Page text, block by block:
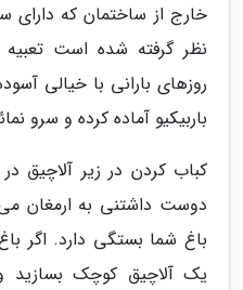
خارج از ساختمان که
نظر گرفته شده است
روزهای بارانی با خیالی
باربیکیو آماده کرده و سرو
کباب کردن در زیر آلاچیق
دوست داشتنی به ارمغان می
باغ شما بستگی دارد. اگر
یک آلاچیق کوچک بسازید و